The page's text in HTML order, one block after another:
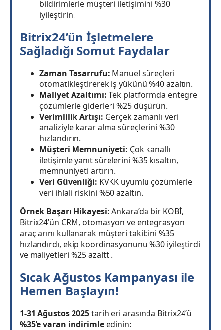
bildirimlerle müşteri iletişimini %30
iyileştirin.
Bitrix24’ün İşletmelere
Sağladığı Somut Faydalar
Zaman Tasarrufu: Manuel süreçleri
otomatikleştirerek iş yükünü %40 azaltın.
Maliyet Azaltımı: Tek platformda entegre
çözümlerle giderleri %25 düşürün.
Verimlilik Artışı: Gerçek zamanlı veri
analiziyle karar alma süreçlerini %30
hızlandırın.
Müşteri Memnuniyeti: Çok kanallı
iletişimle yanıt sürelerini %35 kısaltın,
memnuniyeti artırın.
Veri Güvenliği: KVKK uyumlu çözümlerle
veri ihlali riskini %50 azaltın.
Örnek Başarı Hikayesi: Ankara’da bir KOBİ,
Bitrix24’ün CRM, otomasyon ve entegrasyon
araçlarını kullanarak müşteri takibini %35
hızlandırdı, ekip koordinasyonunu %30 iyileştirdi
ve maliyetleri %25 azalttı.
Sıcak Ağustos Kampanyası ile
Hemen Başlayın!
1-31 Ağustos 2025tarihleri arasında Bitrix24’ü
%35’e varan indirimle edinin: